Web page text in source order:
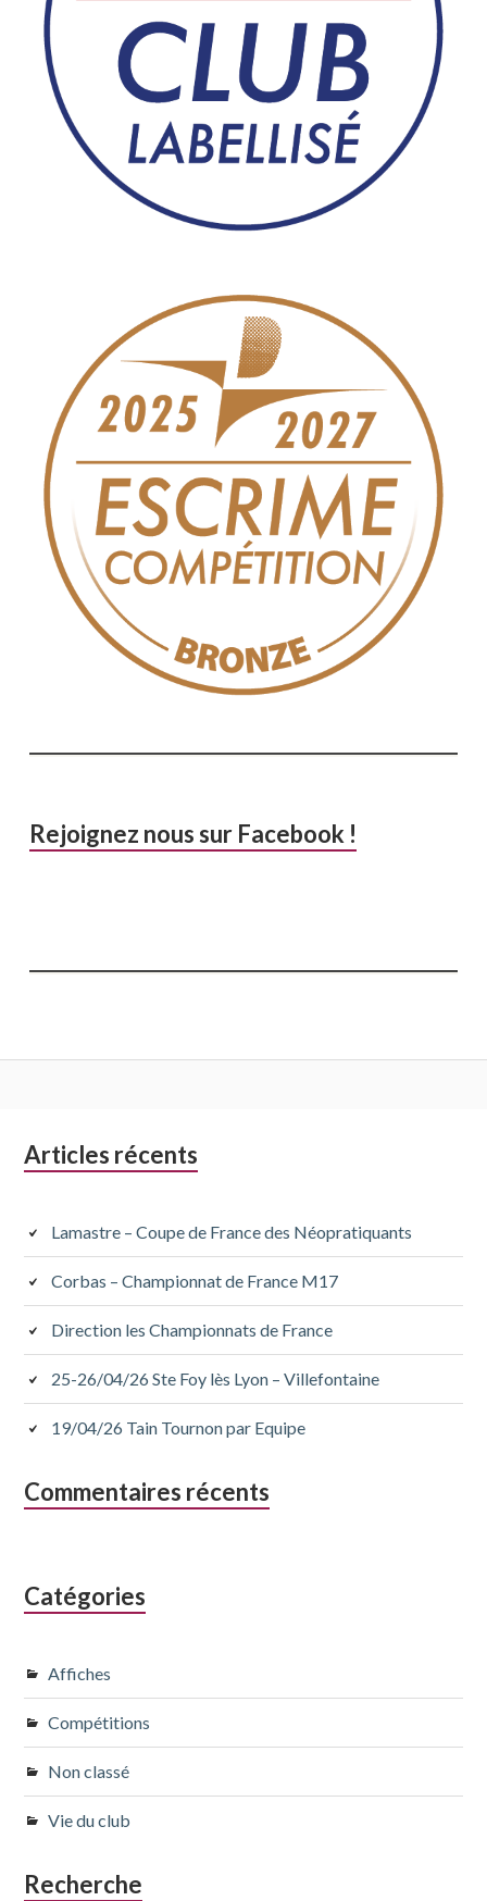
Rejoignez nous sur Facebook !
Colonne
subsidiaire
Articles récents
Lamastre – Coupe de France des Néopratiquants
Corbas – Championnat de France M17
Direction les Championnats de France
25-26/04/26 Ste Foy lès Lyon – Villefontaine
19/04/26 Tain Tournon par Equipe
Commentaires récents
Catégories
Affiches
Compétitions
Non classé
Vie du club
Recherche